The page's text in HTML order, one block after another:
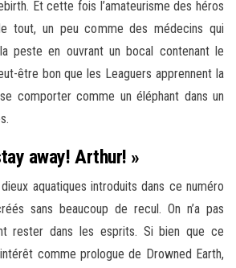
Et cette fois l’amateurisme des héros
tout, un peu comme des médecins qui
peste en ouvrant un bocal contenant le
être bon que les Leaguers apprennent la
comporter comme un éléphant dans un
away! Arthur! »
aquatiques introduits dans ce numéro
sans beaucoup de recul. On n’a pas
rester dans les esprits. Si bien que ce
comme prologue de Drowned Earth,